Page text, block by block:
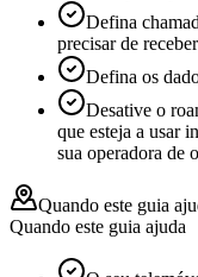
Defina
precisar de
Defina os
Desative o
que esteja a usar
sua operadora de
Quando este guia
Quando este guia ajuda